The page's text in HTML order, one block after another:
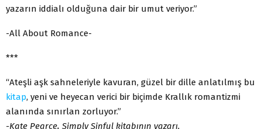
yazarın iddialı olduğuna dair bir umut veriyor.”
-All About Romance-
***
“Ateşli aşk sahneleriyle kavuran, güzel bir dille anlatılmış bu
kitap, yeni ve heyecan verici bir biçimde Krallık romantizmi
alanında sınırlan zorluyor.”
-Kate Pearce, Simply Sinful kitabının yazarı.